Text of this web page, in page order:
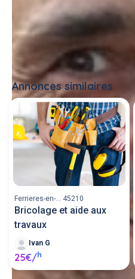
Annonces similaires
Ferrieres-en-... 45210
Bricolage et aide aux
travaux
Ivan G
25€/h